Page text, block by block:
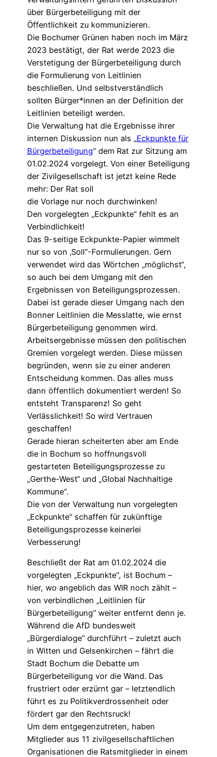
über Bürgerbeteiligung mit der
Öffentlichkeit zu kommunizieren.
Die Bochumer Grünen haben noch im März
2023 bestätigt, der Rat werde 2023 die
Verstetigung der Bürgerbeteiligung durch
die Formulierung von Leitlinien
beschließen. Und selbstverständlich
sollten Bürger*innen an der Definition der
Leitlinien beteiligt werden.
Die Verwaltung hat die Ergebnisse ihrer
internen Diskussion nun als „Eckpunkte für
Bürgerbeteiligung“ dem Rat zur Sitzung am
01.02.2024 vorgelegt. Von einer Beteiligung
der Zivilgesellschaft ist jetzt keine Rede
mehr: Der Rat soll
die Vorlage nur noch durchwinken!
Den vorgelegten „Eckpunkte“ fehlt es an
Verbindlichkeit!
Das 9-seitige Eckpunkte-Papier wimmelt
nur so von ‚Soll“-Formulierungen. Gern
verwendet wird das Wörtchen „möglichst“,
so auch bei dem Umgang mit den
Ergebnissen von Beteiligungsprozessen.
Dabei ist gerade dieser Umgang nach den
Bonner Leitlinien die Messlatte, wie ernst
Bürgerbeteiligung genommen wird.
Arbeitsergebnisse müssen den politischen
Gremien vorgelegt werden. Diese müssen
begründen, wenn sie zu einer anderen
Entscheidung kommen. Das alles muss
dann öffentlich dokumentiert werden! So
entsteht Transparenz! So geht
Verlässlichkeit! So wird Vertrauen
geschaffen!
Gerade hieran scheiterten aber am Ende
die in Bochum so hoffnungsvoll
gestarteten Beteiligungsprozesse zu
„Gerthe-West“ und „Global Nachhaltige
Kommune“.
Die von der Verwaltung nun vorgelegten
„Eckpunkte“ schaffen für zukünftige
Beteiligungsprozesse keinerlei
Verbesserung!
Beschließt der Rat am 01.02.2024 die
vorgelegten „Eckpunkte“, ist Bochum –
hier, wo angeblich das WIR noch zählt –
von verbindlichen „Leitlinien für
Bürgerbeteiligung“ weiter entfernt denn je.
Während die AfD bundesweit
„Bürgerdialoge“ durchführt – zuletzt auch
in Witten und Gelsenkirchen – fährt die
Stadt Bochum die Debatte um
Bürgerbeteiligung vor die Wand. Das
frustriert oder erzürnt gar – letztendlich
führt es zu Politikverdrossenheit oder
fördert gar den Rechtsruck!
Um dem entgegenzutreten, haben
Mitglieder aus 11 zivilgesellschaftlichen
Organisationen die Ratsmitglieder in einem